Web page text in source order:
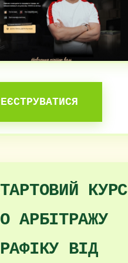
КУРС
АРБІТРАЖУ
ВІД